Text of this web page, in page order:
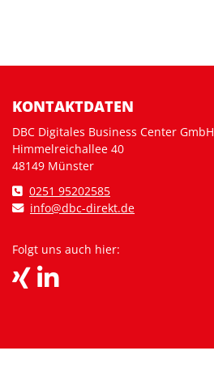
KONTAKTDATEN
DBC Digitales Business Center GmbH
Himmelreichallee 40
48149 Münster
0251 95202585
info@dbc-direkt.de
Folgt uns auch hier: